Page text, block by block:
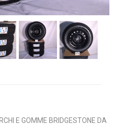
E GOMME BRIDGESTONE DA